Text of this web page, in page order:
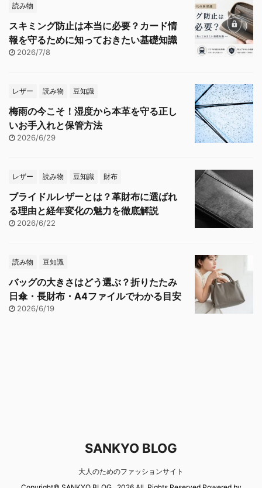
読み物
スキミング防止は本当に必要？カード情
報を守るために知っておきたい基礎知識
2026/7/8
レザー 読み物 豆知識
梅雨の今こそ！湿度から本革を守る正し
いお手入れと保管方法
2026/6/29
レザー 読み物 豆知識 財布
ブライドルレザーとは？革財布に選ばれ
る理由と経年変化の魅力を徹底解説
2026/6/22
読み物 豆知識
バッグの大きさはどう選ぶ？折りたたみ
日傘・長財布・A4ファイルでわかる目安
2026/6/19
SANKYO BLOG
大人のためのファッションサイト